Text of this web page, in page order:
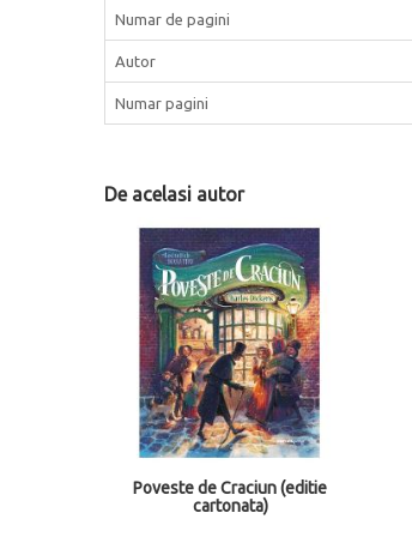
Numar de pagini
Autor
Numar pagini
De acelasi autor
Poveste de Craciun (editia
2024)